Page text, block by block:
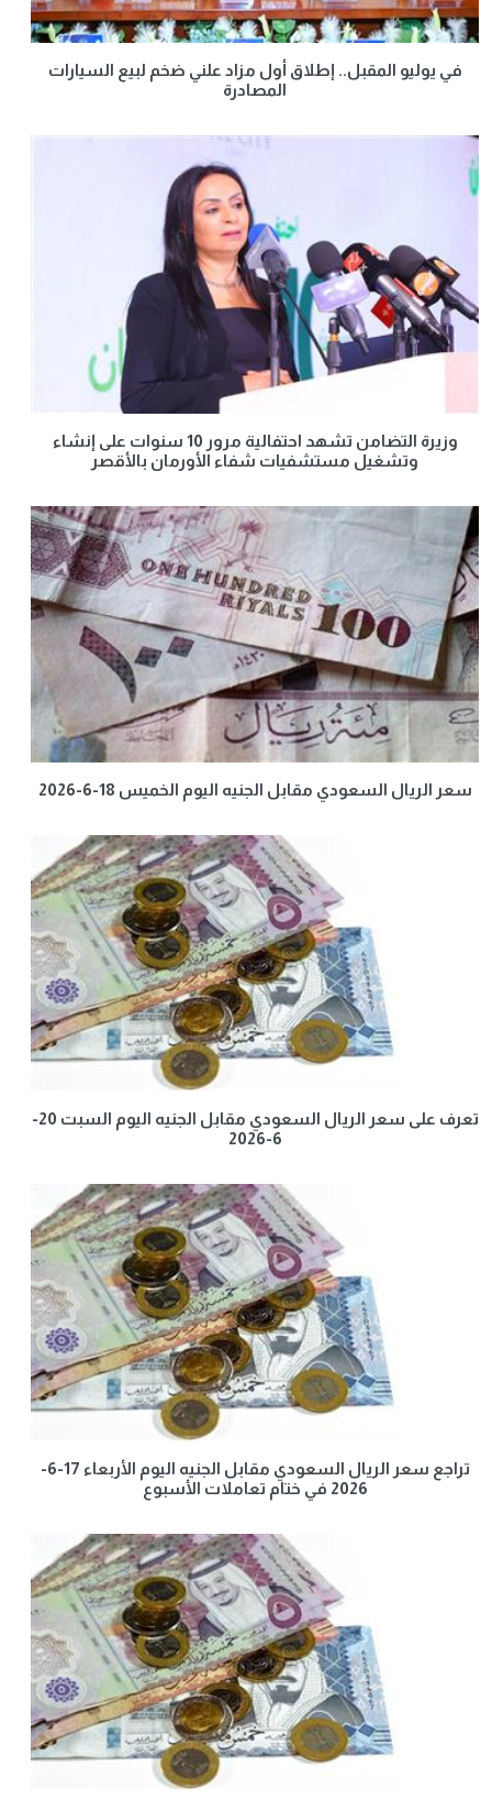
في يوليو المقبل.. إطلاق أول مزاد علني ضخم لبيع السيارات
المصادرة
وزيرة التضامن تشهد احتفالية مرور 10 سنوات على إنشاء
وتشغيل مستشفيات شفاء الأورمان بالأقصر
سعر الريال السعودي مقابل الجنيه اليوم الخميس 18-6-2026
تعرف على سعر الريال السعودي مقابل الجنيه اليوم السبت 20-
6-2026
تراجع سعر الريال السعودي مقابل الجنيه اليوم الأربعاء 17-6-
2026 في ختام تعاملات الأسبوع